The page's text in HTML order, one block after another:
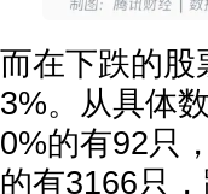
而在下跌的股
3%。从具体
0%的有92只
的有3166只